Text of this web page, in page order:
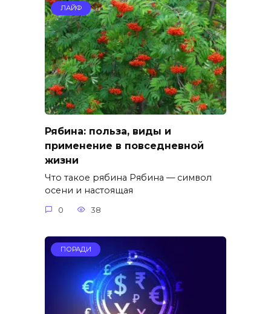
ЛАЙФ
Рябина: польза, виды и
применение в повседневной
жизни
Что такое рябина Рябина — символ
осени и настоящая
0 38
ПОРАДИ